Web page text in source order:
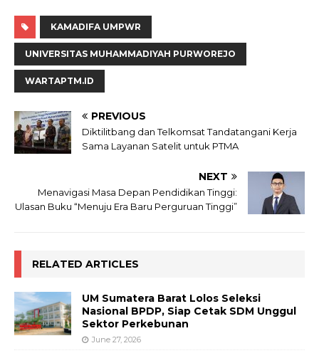
KAMADIFA UMPWR
UNIVERSITAS MUHAMMADIYAH PURWOREJO
WARTAPTM.ID
PREVIOUS
Diktilitbang dan Telkomsat Tandatangani Kerja
Sama Layanan Satelit untuk PTMA
NEXT
Menavigasi Masa Depan Pendidikan Tinggi:
Ulasan Buku “Menuju Era Baru Perguruan Tinggi”
RELATED ARTICLES
UM Sumatera Barat Lolos Seleksi
Nasional BPDP, Siap Cetak SDM Unggul
Sektor Perkebunan
June 27, 2026